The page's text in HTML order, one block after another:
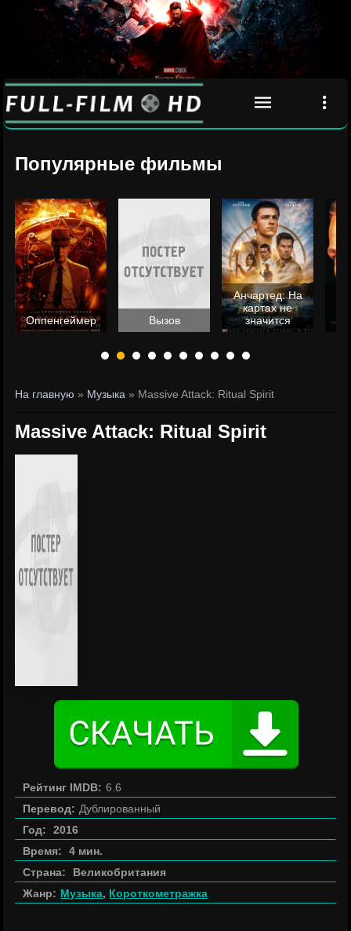
Популярные фильмы
Оппенгеймер Вызов
Анчартед: На
картах не
значится
На главную » Музыка » Massive Attack: Ritual Spirit
Massive Attack: Ritual Spirit
Рейтинг IMDB: 6.6
Перевод: Дублированный
Год:
2016
Время:
4 мин.
Страна:
Великобритания
Жанр: Музыка, Короткометражка